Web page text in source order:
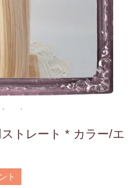
トレート * カラー/エ
ト